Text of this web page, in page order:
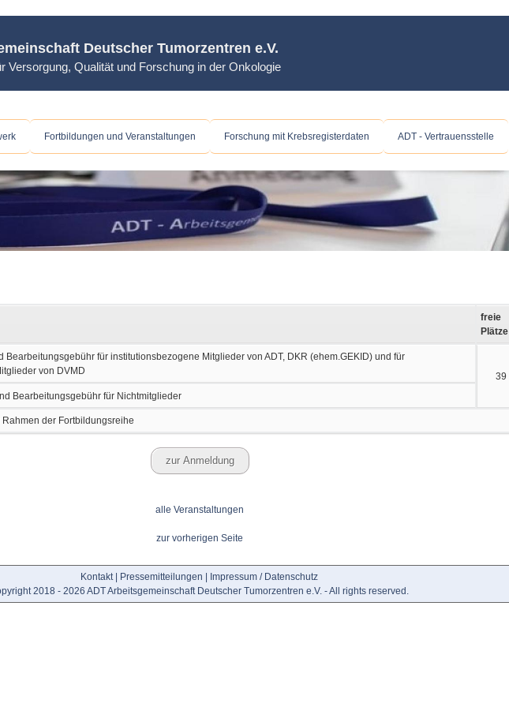
Deutscher Tumorzentren e.V.
Versorgung, Qualität und Forschung in der Onkologie
Fortbildungen und Veranstaltungen Forschung mit Krebsregisterdaten ADT - Vertrauensstelle
freie
Plätze
Bearbeitungsgebühr für institutionsbezogene Mitglieder von ADT, DKR (ehem.GEKID) und für
von DVMD
39
Bearbeitungsgebühr für Nichtmitglieder
der Fortbildungsreihe
alle Veranstaltungen
zur vorherigen Seite
Kontakt| Pressemitteilungen
Impressum / Datenschutz
2018 - 2026 ADT Arbeitsgemeinschaft Deutscher Tumorzentren e.V. - All rights reserved.